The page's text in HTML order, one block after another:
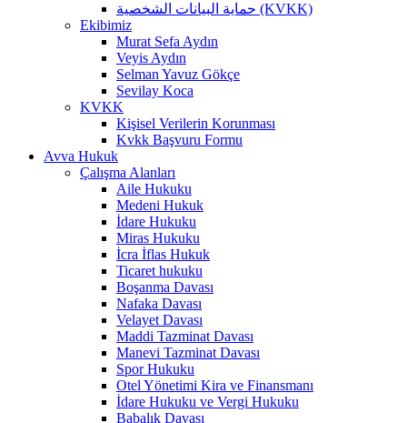
حماية البيانات الشخصية (KVKK)
Ekibimiz
Murat Sefa Aydın
Veyis Aydın
Selman Yavuz Gökçe
Sevilay Koca
KVKK
Kişisel Verilerin Korunması
Kvkk Başvuru Formu
Avva Hukuk
Çalışma Alanları
Aile Hukuku
Medeni Hukuk
İdare Hukuku
Miras Hukuku
İcra İflas Hukuk
Ticaret hukuku
Boşanma Davası
Nafaka Davası
Velayet Davası
Maddi Tazminat Davası
Manevi Tazminat Davası
Spor Hukuku
Otel Yönetimi Kira ve Finansmanı
İdare Hukuku ve Vergi Hukuku
Babalık Davası